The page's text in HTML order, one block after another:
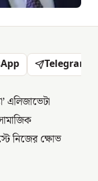
Telegram
এলিজাভেটা
নিজের ক্ষোভ